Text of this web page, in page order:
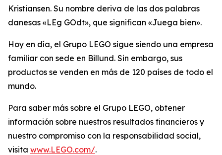
Kristiansen. Su nombre deriva de las dos palabras
danesas «LEg GOdt», que significan «Juega bien».
Hoy en día, el Grupo LEGO sigue siendo una empresa
familiar con sede en Billund. Sin embargo, sus
productos se venden en más de 120 países de todo el
mundo.
Para saber más sobre el Grupo LEGO, obtener
información sobre nuestros resultados financieros y
nuestro compromiso con la responsabilidad social,
visita www.LEGO.com/.